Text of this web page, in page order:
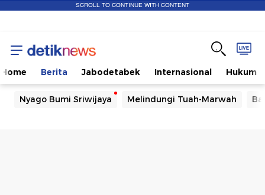
SCROLL TO CONTINUE WITH CONTENT
Home Berita Jabodetabek Internasional Hukum
Nyago Bumi Sriwijaya Melindungi Tuah-Marwah